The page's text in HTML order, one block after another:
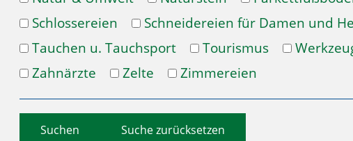
Schlossereien
Schneidereien für Damen und
Tauchen u. Tauchsport
Tourismus
Zahnärzte
Zelte Zimmereien
Suche zurücksetzen